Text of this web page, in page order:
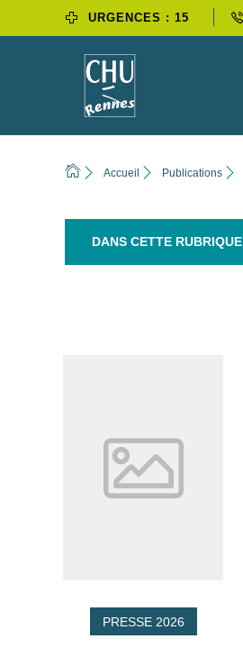
URGENCES : 15
Accueil Publications
DANS CETTE RUBRIQUE
PRESSE 2026